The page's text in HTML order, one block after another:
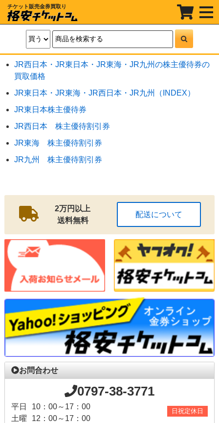
チケット販売金券買取り
t
o
g
n
a
v
JR西日本・JR東日本・JR東海・JR九州の株主優待券の
買取価格
JR東日本・JR東海・JR西日本・JR九州（INDEX）
JR東日本株主優待券
JR西日本 株主優待割引券
JR東海 株主優待割引券
JR九州 株主優待割引券
2万円以上
送料無料
配送について
お問合わせ
0797-38-3771
平日
10：00～17：00
土曜
12：00～17：00
日祝定休日